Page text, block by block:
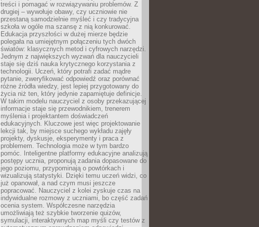
treści i pomagać w rozwiązywaniu problemów. Z
drugiej – wywołuje obawy, czy uczniowie nie
przestaną samodzielnie myśleć i czy tradycyjna
szkoła w ogóle ma szansę z nią konkurować.
Edukacja przyszłości w dużej mierze będzie
polegała na umiejętnym połączeniu tych dwóch
światów: klasycznych metod i cyfrowych narzędzi.
Jednym z największych wyzwań dla nauczycieli
staje się dziś nauka krytycznego korzystania z
technologii. Uczeń, który potrafi zadać mądre
pytanie, zweryfikować odpowiedź oraz porównać
różne źródła wiedzy, jest lepiej przygotowany do
życia niż ten, który jedynie zapamiętuje definicje.
W takim modelu nauczyciel z osoby przekazującej
informacje staje się przewodnikiem, trenerem
myślenia i projektantem doświadczeń
edukacyjnych. Kluczowe jest więc projektowanie
lekcji tak, by miejsce suchego wykładu zajęły
projekty, dyskusje, eksperymenty i praca z
problemem. Technologia może w tym bardzo
pomóc. Inteligentne platformy edukacyjne analizują
postępy ucznia, proponują zadania dopasowane do
jego poziomu, przypominają o powtórkach i
wizualizują statystyki. Dzięki temu uczeń widzi, co
już opanował, a nad czym musi jeszcze
popracować. Nauczyciel z kolei zyskuje czas na
indywidualne rozmowy z uczniami, bo część zadań
ocenia system. Współczesne narzędzia
umożliwiają też szybkie tworzenie quizów,
symulacji, interaktywnych map myśli czy testów z